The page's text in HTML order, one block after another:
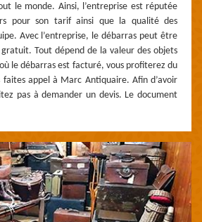
le monde. Ainsi, l’entreprise est réputée
pour son tarif ainsi que la qualité des
Avec l’entreprise, le débarras peut être
Tout dépend de la valeur des objets
où le débarras est facturé, vous profiterez du
faites appel à Marc Antiquaire. Afin d’avoir
pas à demander un devis. Le document